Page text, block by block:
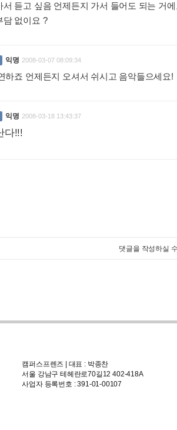
서 듣고 싶음 언제든지 가서 들어도 되는 거
담 없이요 ?
익명 2008-03-07 08:09:34
하죠 언제든지 오셔서 쉬시고 음악들으세요!
익명 2008-03-18 13:43:37
다!!!
댓글을 작성하실
캠퍼스프렌즈 | 대표 : 박종찬
서울 강남구 테헤란로70길12 402-418A
사업자 등록번호 : 391-01-00107